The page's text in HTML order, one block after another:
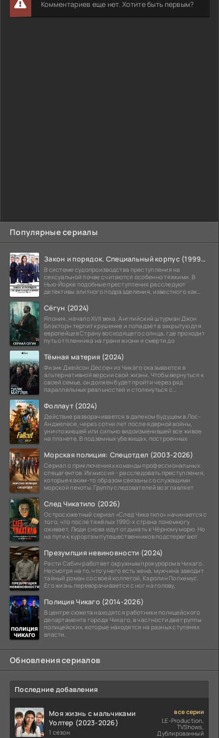
Популярные сериалы
Закон и порядок. Специальный корпус (1999-2026)
В системе судопроизводства преступления на
сексуальной почве считаются особенно тяжкими. В
Нью-Йорке подобные преступления расследуют
детективы элитного подразделения, известного как
Сёгун (2024)
Япония, начало XVII века. Английский штурман Джон
Блэкторн терпит крушение и попадает в закрытую для
европейцев Страну восходящего солнца, где проходит
путь от пленника на грани жизни и смерти до
Тёмная материя (2024)
Физик Джейсон Дессен из Чикаго оказывается в
альтернативной версии свой жизни. Чтобы вернуться к
своей семье, он должен будет пройти через ряд
параллельных реальностей и столкнуться с
Фоллаут (2024)
Действие разворачивается в далеком будущем в Лос-
Анджелесе, через сотни лет после ядерной войны,
уничтожившей или сильно видоизменившей все живое
на планете. В подземных убежищах, построенных
Морская полиция: Спецотдел (2003-2026)
Сериал о приключениях команды профессиональных
спецагентов. Их миссия - расследовать преступления,
которые каким-то образом связаны со служащими
морской пехоты. Группу следователей возглавляет
След Чикатило (2026)
Остросюжетный сериал «След Чикатило» начинается с
того, что после тяжёлых 1990-х страна понемногу
оживает. Люди снова едут отдыхать к Чёрному морю. Но
на пути к курортам путешественников подстерегают
Презумпция невиновности (2024)
Расти Сабич работает окружным прокурором в Чикаго.
Несмотря на то, что у него есть жена, мужчина заводит
тайный роман со своей коллегой, Каролин Полхемус.
Его жизнь переворачивается с ног на голову,
Полиция Чикаго (2014-2026)
В центре сюжета находятся работники полицейского
департамента города Чикаго, в частности две группы
полицейских, которые находятся на разных ступенях
власти.
Обновления сериалов
Последние добавления
Моя жизнь с мальчиками
Уолтер (2023-2026)
1 сезон
все серии
LE-Production,
TVShows,
Дублированный
Комментариев еще нет. Хотите быть первым?